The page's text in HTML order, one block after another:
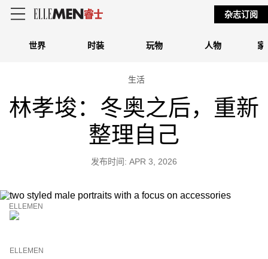
世界 时装 玩物 人物 家
杂志订阅
生活
林孝埈：冬奥之后，重新
整理自己
发布时间: APR 3, 2026
ELLEMEN
ELLEMEN